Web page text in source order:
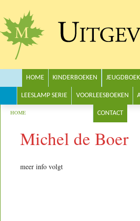
You are here
HOME
Michel de Boer
meer info volgt
Main menu
HOME KINDERBOEKEN
LEESLAMP SERIE VOORLEESBOEKEN
CONTACT